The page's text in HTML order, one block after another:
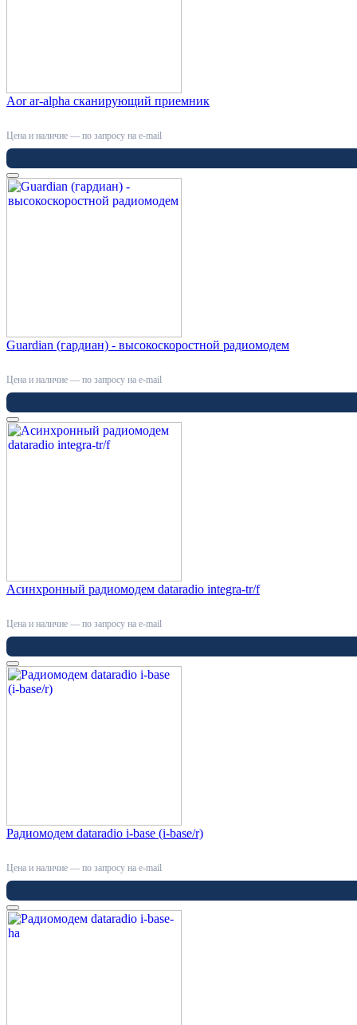
Aor ar-alpha сканирующий приемник
Цена и наличие — по запросу на e-mail
Guardian (гардиан) - высокоскоростной радиомодем
Цена и наличие — по запросу на e-mail
Асинхронный радиомодем dataradio integra-tr/f
Цена и наличие — по запросу на e-mail
Радиомодем dataradio i-base (i-base/r)
Цена и наличие — по запросу на e-mail